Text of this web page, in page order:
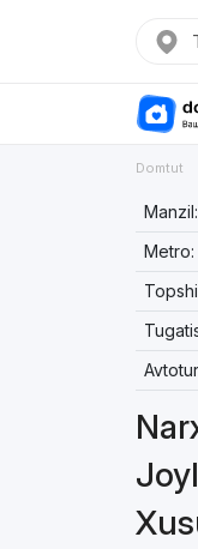
Domtut
Manzil:
Metro: